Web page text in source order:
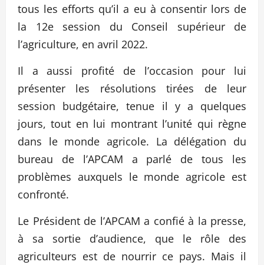
tous les efforts qu’il a eu à consentir lors de
la 12e session du Conseil supérieur de
l’agriculture, en avril 2022.
Il a aussi profité de l’occasion pour lui
présenter les résolutions tirées de leur
session budgétaire, tenue il y a quelques
jours, tout en lui montrant l’unité qui règne
dans le monde agricole. La délégation du
bureau de l’APCAM a parlé de tous les
problèmes auxquels le monde agricole est
confronté.
Le Président de l’APCAM a confié à la presse,
à sa sortie d’audience, que le rôle des
agriculteurs est de nourrir ce pays. Mais il